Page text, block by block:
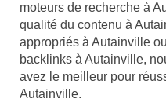
moteurs de recherche à
qualité du contenu à
appropriés à Autainville
backlinks à Autainville,
avez le meilleur pour
Autainville.